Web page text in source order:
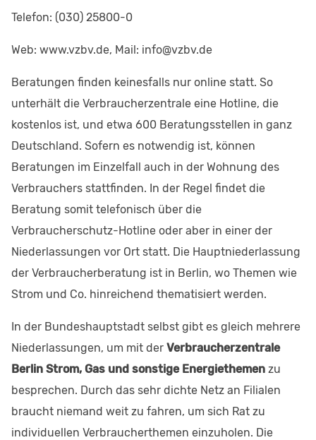
Telefon: (030) 25800-0
Web: www.vzbv.de, Mail: info@vzbv.de
Beratungen finden keinesfalls nur online statt. So
unterhält die Verbraucherzentrale eine Hotline, die
kostenlos ist, und etwa 600 Beratungsstellen in ganz
Deutschland. Sofern es notwendig ist, können
Beratungen im Einzelfall auch in der Wohnung des
Verbrauchers stattfinden. In der Regel findet die
Beratung somit telefonisch über die
Verbraucherschutz-Hotline oder aber in einer der
Niederlassungen vor Ort statt. Die Hauptniederlassung
der Verbraucherberatung ist in Berlin, wo Themen wie
Strom und Co. hinreichend thematisiert werden.
In der Bundeshauptstadt selbst gibt es gleich mehrere
Niederlassungen, um mit der Verbraucherzentrale
Berlin Strom, Gas und sonstige Energiethemen zu
besprechen. Durch das sehr dichte Netz an Filialen
braucht niemand weit zu fahren, um sich Rat zu
individuellen Verbraucherthemen einzuholen. Die